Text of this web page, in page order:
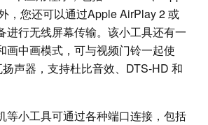
，您还可以通过Apple AirPlay 2 或
进行无线屏幕传输。该小工具还有一
画中画模式，可与视频门铃一起使
声器，支持杜比音效、DTS-HD 和
等小工具可通过各种端口连接，包括